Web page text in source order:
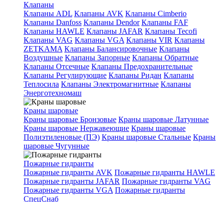
Клапаны
Клапаны ADL Клапаны AVK Клапаны Cimberio
Клапаны Danfoss Клапаны Dendor Клапаны FAF
Клапаны HAWLE Клапаны JAFAR Клапаны Tecofi
Клапаны VAG Клапаны VGA Клапаны VIR Клапаны
ZETKAMA Клапаны Балансировочные Клапаны
Воздушные Клапаны Запорные Клапаны Обратные
Клапаны Отсечные Клапаны Предохранительные
Клапаны Регулирующие Клапаны Ридан Клапаны
Теплосила Клапаны Электромагнитные Клапаны
Энерготехномаш
Краны шаровые
Краны шаровые Бронзовые Краны шаровые Латунные
Краны шаровые Нержавеющие Краны шаровые
Полиэтиленовые (ПЭ) Краны шаровые Стальные Краны
шаровые Чугунные
Пожарные гидранты
Пожарные гидранты AVK Пожарные гидранты HAWLE
Пожарные гидранты JAFAR Пожарные гидранты VAG
Пожарные гидранты VGA Пожарные гидранты
СпецСнаб